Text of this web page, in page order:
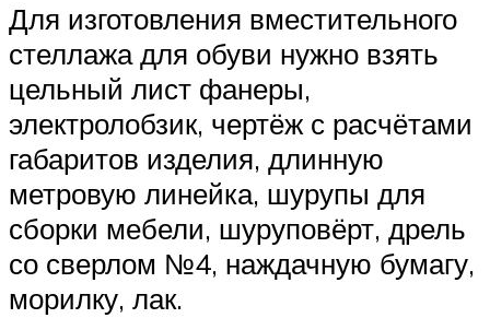
Для изготовления вместительного
стеллажа для обуви нужно взять
цельный лист фанеры,
электролобзик, чертёж с расчётами
габаритов изделия, длинную
метровую линейка, шурупы для
сборки мебели, шуруповёрт, дрель
со сверлом №4, наждачную бумагу,
морилку, лак.